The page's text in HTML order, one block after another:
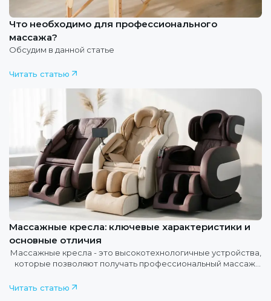
Что необходимо для профессионального
массажа?
Обсудим в данной статье
Читать статью
Массажные кресла: ключевые характеристики и
основные отличия
Массажные кресла - это высокотехнологичные устройства,
которые позволяют получать профессиональный массаж
Читать статью